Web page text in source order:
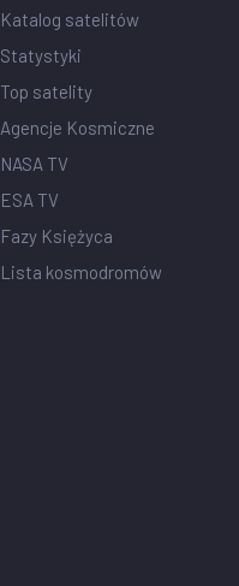
Katalog satelitów
Statystyki
Top satelity
Agencje Kosmiczne
NASA TV
ESA TV
Fazy Księżyca
Lista kosmodromów